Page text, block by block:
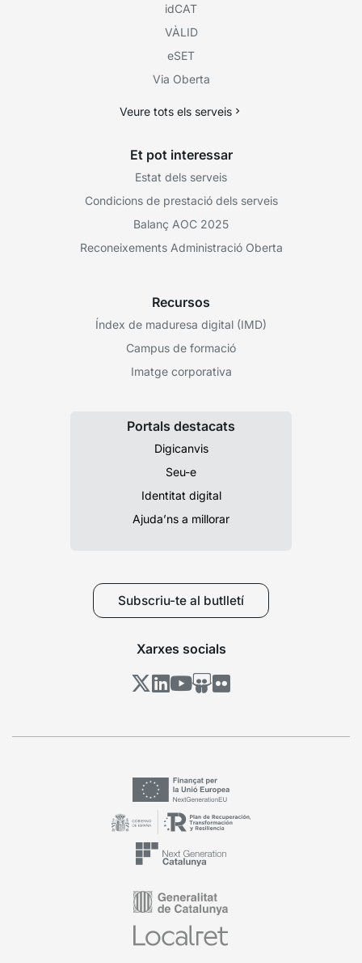
idCAT
VÀLID
eSET
Via Oberta
Veure tots els serveis
Et pot interessar
Estat dels serveis
Condicions de prestació dels serveis
Balanç AOC 2025
Reconeixements Administració Oberta
Recursos
Índex de maduresa digital (IMD)
Campus de formació
Imatge corporativa
Portals destacats
Digicanvis
Seu-e
Identitat digital
Ajuda’ns a millorar
Subscriu-te al butlletí
Xarxes socials